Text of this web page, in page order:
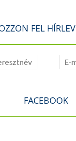
FEL
FACEBOOK